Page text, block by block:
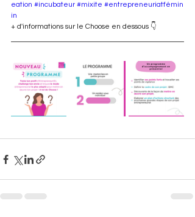
eation #incubateur #mixite #entrepreneuriatfémin
in
+ d'informations sur le Choose en dessous 👇